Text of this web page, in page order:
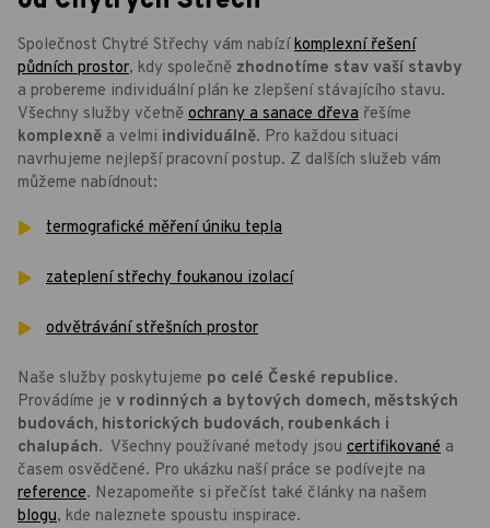
Společnost Chytré Střechy vám nabízíkomplexní řešení
půdních prostor, kdy společně zhodnotíme stav vaší stavby
a probereme individuální plán ke zlepšení stávajícího stavu.
Všechny služby včetně ochrany a sanace dřeva řešíme
komplexně a velmi individuálně. Pro každou situaci
navrhujeme nejlepší pracovní postup. Z dalších služeb vám
můžeme nabídnout:
termografické měření úniku tepla
zateplení střechy foukanou izolací
odvětrávání střešních prostor
Naše služby poskytujeme po celé České republice.
Provádíme je v rodinných a bytových domech, městských
budovách, historických budovách, roubenkách i
chalupách. Všechny používané metody jsou certifikované a
časem osvědčené. Pro ukázku naší práce se podívejte na
reference. Nezapomeňte si přečíst také články na našem
blogu, kde naleznete spoustu inspirace.